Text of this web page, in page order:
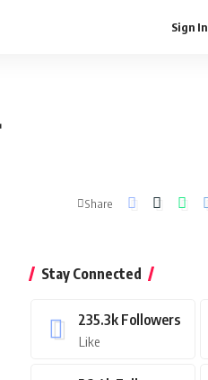
Sign In
Share
Stay Connected
235.3k Followers
Like